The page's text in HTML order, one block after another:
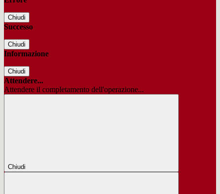
Chiudi
Successo
Chiudi
Informazione
Chiudi
Attendere...
Attendere il completamento dell'operazione...
Chiudi